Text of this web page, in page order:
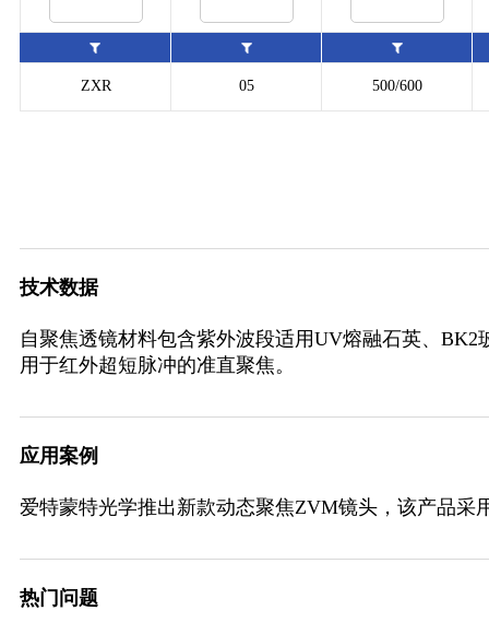
ZXR 05 500/600
技术数据
自聚焦透镜材料包含紫外波段适用UV熔融石英、
用于红外超短脉冲的准直聚焦。
应用案例
爱特蒙特光学推出新款动态聚焦ZVM镜头，该产品采
热门问题